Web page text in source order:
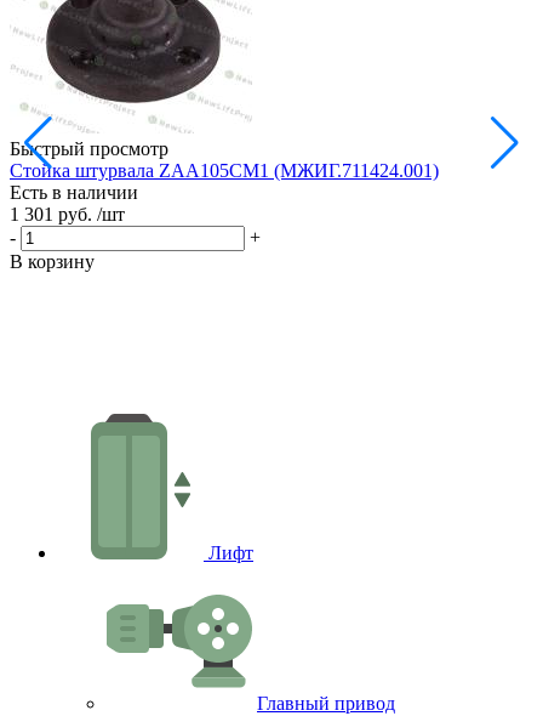
Быстрый просмотр
Стойка штурвала ZAA105CM1 (МЖИГ.711424.001)
Есть в наличии
1 301 руб. /шт
-
+
В корзину
Лифт
Главный привод